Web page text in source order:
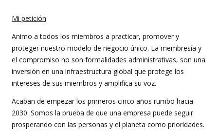
Mi petición
Animo a todos los miembros a practicar, promover y
proteger nuestro modelo de negocio único. La membresía y
el compromiso no son formalidades administrativas, son una
inversión en una infraestructura global que protege los
intereses de sus miembros y amplifica su voz.
Acaban de empezar los primeros cinco años rumbo hacia
2030. Somos la prueba de que una empresa puede seguir
prosperando con las personas y el planeta como prioridades.